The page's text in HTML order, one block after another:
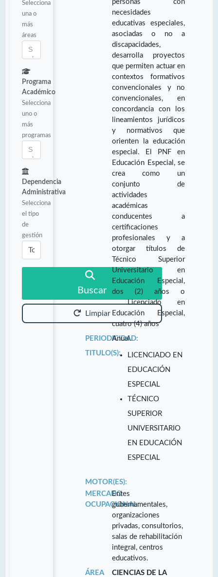
Selecciona
una o
más
áreas
Programa
Académico
Selecciona
uno o
más
programas
Dependencia
Administrativa
Selecciona
el tipo
de
gestión
Buscar
Limpiar
personas con
necesidades
educativas especiales,
asociadas o no a
discapacidades,
desarrolla proyectos
que permiten actuar en
contextos formativos
convencionales y no
convencionales, en
concordancia con los
lineamientos jurídicos
y normativos que
orienten la educación
especial. El PNF en
Educación Especial, se
crea como un
conjunto de
actividades
académicas
conducentes a
certificaciones
profesionales y a
otorgar títulos de
Técnico Superior
Universitario en
Educación Especial,
dos (2) años o
Licenciado en
Educación Especial,
cuatro (4) años
PERIODICIDAD:
Anual.
TITULO(S):
LICENCIADO EN
EDUCACIÓN
ESPECIAL
TÉCNICO
SUPERIOR
UNIVERSITARIO
EN EDUCACIÓN
ESPECIAL
MOTOR(ES):
MERCADO
OCUPACIONAL:
Entes
gubernamentales,
organizaciones
privadas, consultorios,
salas de rehabilitación
integral, centros
educativos.
ÁREA
CIENCIAS DE LA